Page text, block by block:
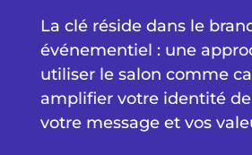
La clé réside dans le
événementiel : une
utiliser le salon comme
amplifier votre identité
votre message et vos